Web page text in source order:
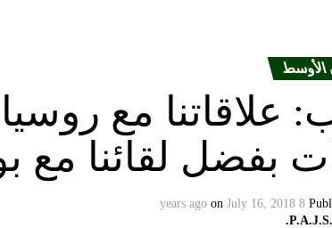
الأوسط
بفضل لقائنا مع
8 years ago
on July 16, 2018